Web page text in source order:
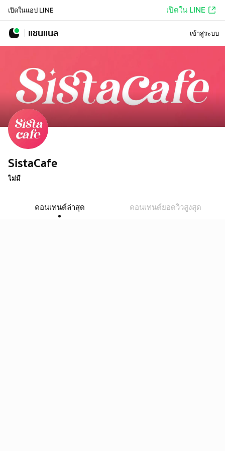
เปิดในแอป LINE เปิดใน LINE
แชนแนล เข้าสู่ระบบ
SistaCafe
ไม่มี
คอนเทนต์ล่าสุด คอนเทนต์ยอดวิวสูงสุด